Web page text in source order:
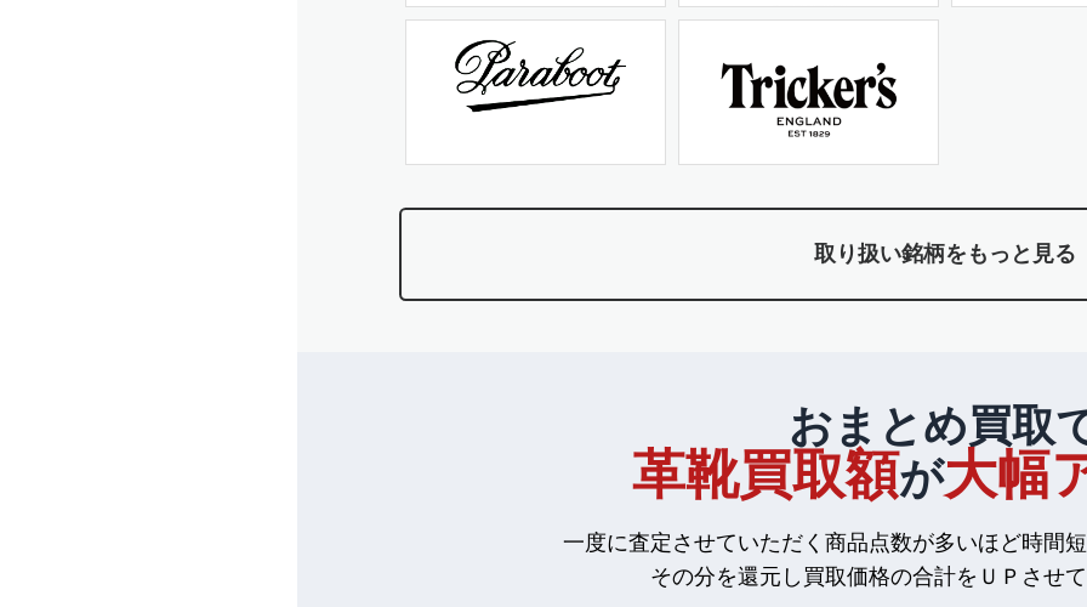
取り扱い銘柄をもっと見る
おまとめ買取
革靴買取額が大幅
一度に査定させていただく商品点数が多いほど時間
その分を還元し買取価格の合計をＵＰさせ